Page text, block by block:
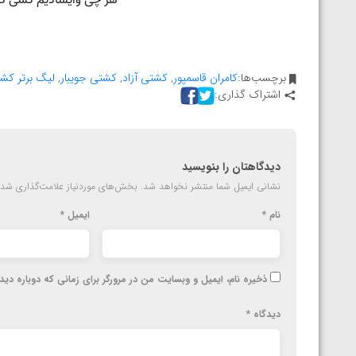
برچسب‌ها:کامران قاسمپور,کشتی آزاد,کشتی جویبار, لیگ برتر
اشتراک گذاری:
دیدگاهتان را بنویسید
نشانی ایمیل شما منتشر نخواهد شد. بخش‌های موردنیاز علامت‌گذاری
نام * ایمیل*
ذخیره نام، ایمیل و وبسایت من در مرورگر برای زمانی که دوباره
دیدگاه *